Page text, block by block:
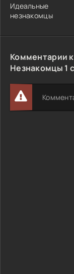
Идеальные
незнакомцы
Комментарии
Незнакомцы 1